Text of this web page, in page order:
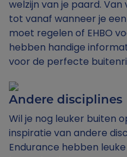
welzijn van je paard.
tot vanaf wanneer je
moet regelen of EHBO
hebben handige
voor de perfecte
Andere disciplines
Wil je nog leuker buiten
inspiratie van andere
Endurance hebben